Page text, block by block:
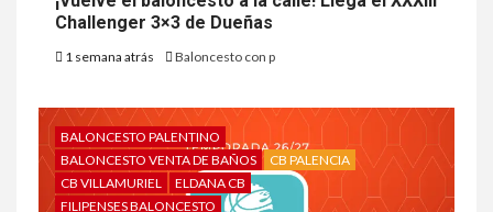
Challenger 3×3 de Dueñas
1 semana atrás Baloncesto con p
BALONCESTO PALENTINO
BALONCESTO VENTA DE BAÑOS
CB PALENCIA
CB VILLAMURIEL
ELDANA CB
FILIPENSES BALONCESTO